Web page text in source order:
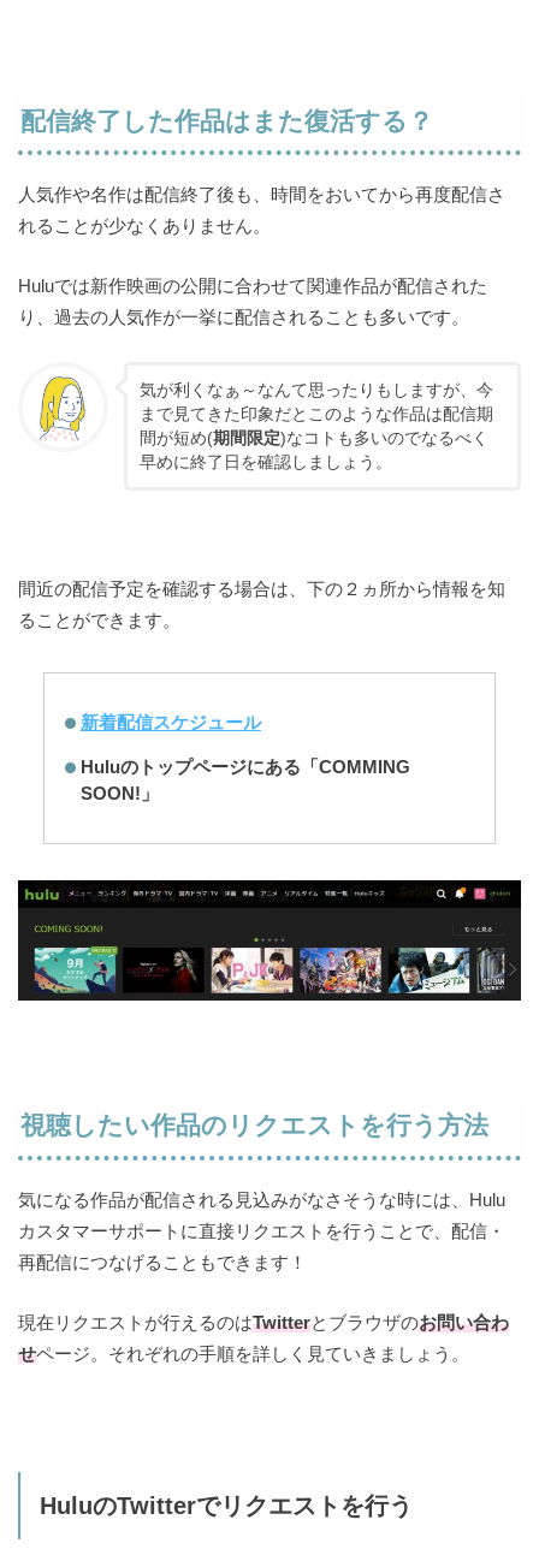
配信終了した作品はまた復活する？
人気作や名作は配信終了後も、時間をおいてから再度配信さ
れることが少なくありません。
Huluでは新作映画の公開に合わせて関連作品が配信された
り、過去の人気作が一挙に配信されることも多いです。
気が利くなぁ～なんて思ったりもしますが、今
まで見てきた印象だとこのような作品は配信期
間が短め(期間限定)なコトも多いのでなるべく
早めに終了日を確認しましょう。
間近の配信予定を確認する場合は、下の２ヵ所から情報を知
ることができます。
新着配信スケジュール
Huluのトップページにある「COMMING
SOON!」
視聴したい作品のリクエストを行う方法
気になる作品が配信される見込みがなさそうな時には、Hulu
カスタマーサポートに直接リクエストを行うことで、配信・
再配信につなげることもできます！
現在リクエストが行えるのはTwitterとブラウザのお問い合わ
せページ。それぞれの手順を詳しく見ていきましょう。
HuluのTwitterでリクエストを行う